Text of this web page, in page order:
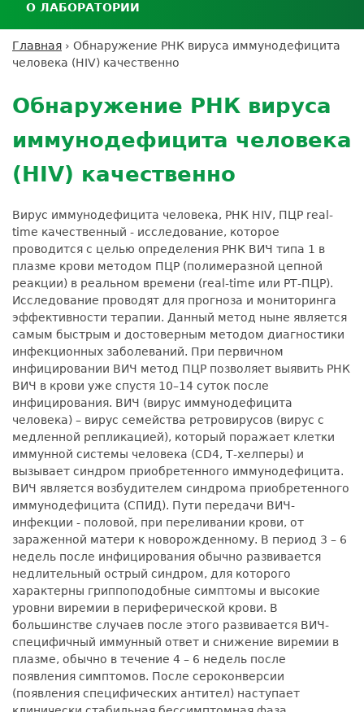
Где сдать анализы
Выезд на дом
Подготовка к анализам
Расшифровка анализов
Личный кабинет пациента
Дисконтная программа
ДМС
Усиление профилактических мер для
безопасности пациентов
Сотрудничество
Экскурсия в
кабинет
партнёра
Экскурсия в
лабораторию
О ЛАБОРАТОРИИ
Контроль качества
Документы
Вы
Главная › Обнаружение РНК вируса иммунодефицита
человека (HIV) качественно
to
top
Обнаружение РНК вируса
иммунодефицита человека
(HIV) качественно
Вирус иммунодефицита человека, РНК HIV, ПЦР real-
time качественный - исследование, которое
проводится с целью определения РНК ВИЧ типа 1 в
плазме крови методом ПЦР (полимеразной цепной
реакции) в реальном времени (real-time или РТ-ПЦР).
Исследование проводят для прогноза и мониторинга
эффективности терапии. Данный метод ныне является
самым быстрым и достоверным методом диагностики
инфекционных заболеваний. При первичном
инфицировании ВИЧ метод ПЦР позволяет выявить РНК
ВИЧ в крови уже спустя 10–14 суток после
инфицирования. ВИЧ (вирус иммунодефицита
человека) – вирус семейства ретровирусов (вирус с
медленной репликацией), который поражает клетки
иммунной системы человека (CD4, Т-хелперы) и
вызывает синдром приобретенного иммунодефицита.
ВИЧ является возбудителем синдрома приобретенного
иммунодефицита (СПИД). Пути передачи ВИЧ-
инфекции - половой, при переливании крови, от
зараженной матери к новорожденному. В период 3 – 6
недель после инфицирования обычно развивается
недлительный острый синдром, для которого
характерны гриппоподобные симптомы и высокие
уровни виремии в периферической крови. В
большинстве случаев после этого развивается ВИЧ-
специфичный иммунный ответ и снижение виремии в
плазме, обычно в течение 4 – 6 недель после
появления симптомов. После сероконверсии
(появления специфических антител) наступает